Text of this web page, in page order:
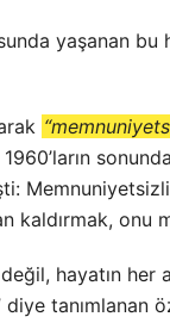
yaşanan bu
kaldırmak, onu
hayatın
tanımlanan